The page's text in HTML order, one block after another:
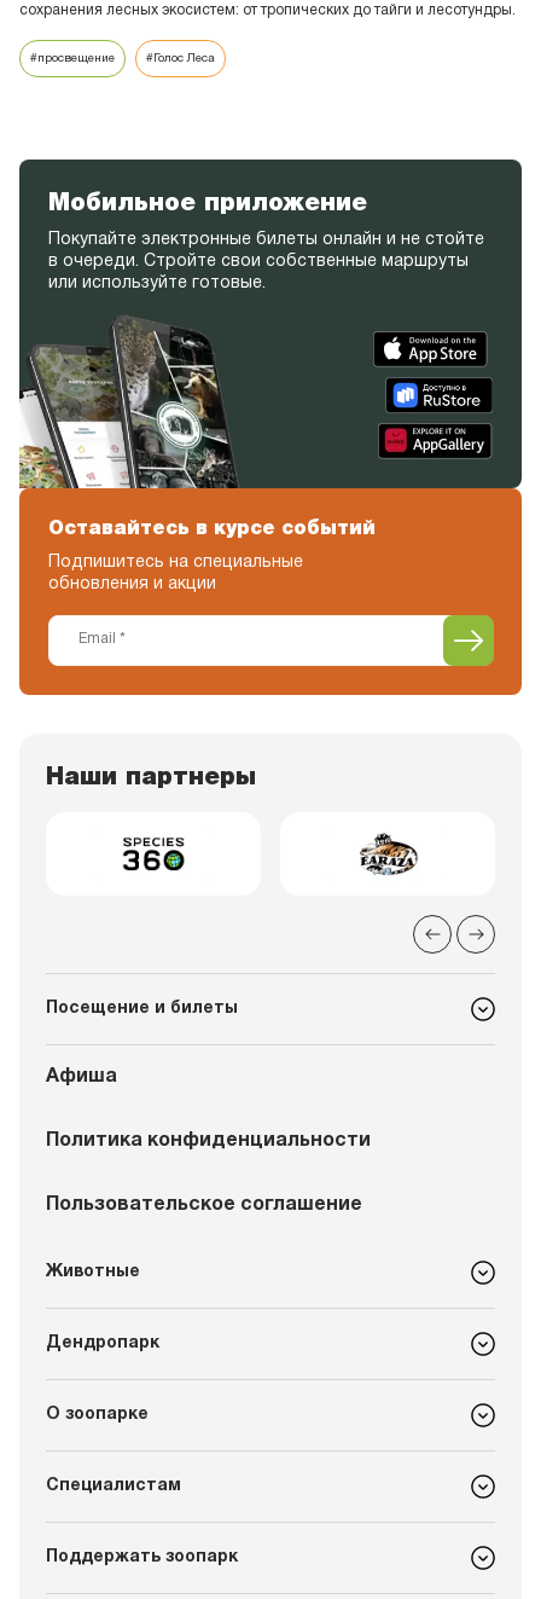
сохранения лесных экосистем: от тропических до тайги и лесотундры.
#просвещение #Голос Леса
Мобильное приложение
Покупайте электронные билеты онлайн и не стойте
в очереди. Стройте свои собственные маршруты
или используйте готовые.
Оставайтесь в курсе событий
Подпишитесь на специальные
обновления и акции
Наши партнеры
Посещение и билеты
Афиша
Политика конфиденциальности
Пользовательское соглашение
Животные
Дендропарк
О зоопарке
Специалистам
Поддержать зоопарк